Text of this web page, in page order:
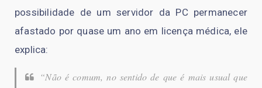
possibilidade de um servidor da PC permanecer
afastado por quase um ano em licença médica, ele
explica:
“Não é comum, no sentido de que é mais usual que